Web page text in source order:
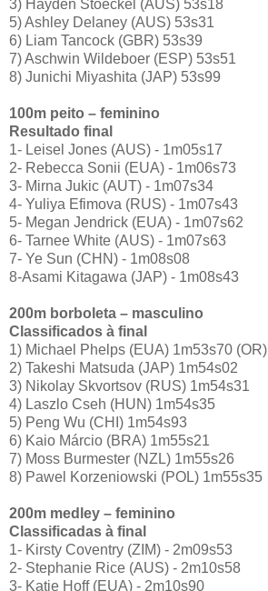
3) Hayden Stoeckel (AUS) 53s18
5) Ashley Delaney (AUS) 53s31
6) Liam Tancock (GBR) 53s39
7) Aschwin Wildeboer (ESP) 53s51
8) Junichi Miyashita (JAP) 53s99
100m peito – feminino
Resultado final
1- Leisel Jones (AUS) - 1m05s17
2- Rebecca Sonii (EUA) - 1m06s73
3- Mirna Jukic (AUT) - 1m07s34
4- Yuliya Efimova (RUS) - 1m07s43
5- Megan Jendrick (EUA) - 1m07s62
6- Tarnee White (AUS) - 1m07s63
7- Ye Sun (CHN) - 1m08s08
8-Asami Kitagawa (JAP) - 1m08s43
200m borboleta – masculino
Classificados à final
1) Michael Phelps (EUA) 1m53s70 (OR)
2) Takeshi Matsuda (JAP) 1m54s02
3) Nikolay Skvortsov (RUS) 1m54s31
4) Laszlo Cseh (HUN) 1m54s35
5) Peng Wu (CHI) 1m54s93
6) Kaio Márcio (BRA) 1m55s21
7) Moss Burmester (NZL) 1m55s26
8) Pawel Korzeniowski (POL) 1m55s35
200m medley – feminino
Classificadas à final
1- Kirsty Coventry (ZIM) - 2m09s53
2- Stephanie Rice (AUS) - 2m10s58
3- Katie Hoff (EUA) - 2m10s90